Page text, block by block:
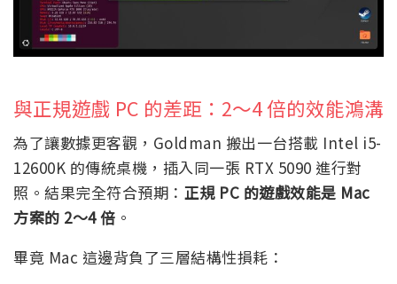
與正規遊戲 PC 的差距：2～4 倍的效能鴻溝
為了讓數據更客觀，Goldman 搬出一台搭載 Intel i5-
12600K 的傳統桌機，插入同一張 RTX 5090 進行對
照。結果完全符合預期： 正規 PC 的遊戲效能是 Mac
方案的 2～4 倍 。
畢竟 Mac 這邊背負了三層結構性損耗：